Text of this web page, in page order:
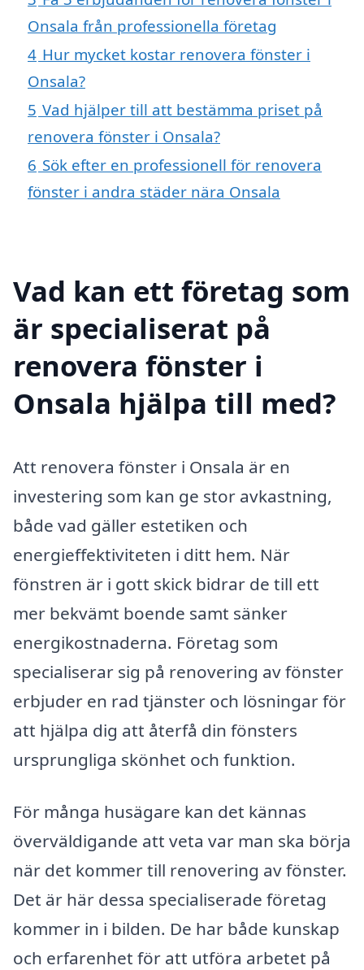
Onsala från professionella företag
4 Hur mycket kostar renovera fönster i
Onsala?
5 Vad hjälper till att bestämma priset på
renovera fönster i Onsala?
6 Sök efter en professionell för renovera
fönster i andra städer nära Onsala
Vad kan ett företag som
är specialiserat på
renovera fönster i
Onsala hjälpa till med?
Att renovera fönster i Onsala är en
investering som kan ge stor avkastning,
både vad gäller estetiken och
energieffektiviteten i ditt hem. När
fönstren är i gott skick bidrar de till ett
mer bekvämt boende samt sänker
energikostnaderna. Företag som
specialiserar sig på renovering av fönster
erbjuder en rad tjänster och lösningar för
att hjälpa dig att återfå din fönsters
ursprungliga skönhet och funktion.
För många husägare kan det kännas
överväldigande att veta var man ska börja
när det kommer till renovering av fönster.
Det är här dessa specialiserade företag
kommer in i bilden. De har både kunskap
och erfarenhet för att utföra arbetet på